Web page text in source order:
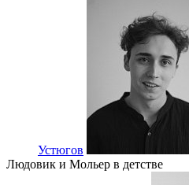
Устюгов
Людовик и Мольер в детстве